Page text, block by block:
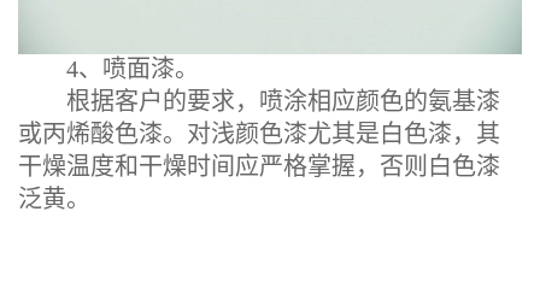
4、喷面漆。
根据客户的要求，喷涂相应颜色的氨基漆
或丙烯酸色漆。对浅颜色漆尤其是白色漆，其
干燥温度和干燥时间应严格掌握，否则白色漆
泛黄。